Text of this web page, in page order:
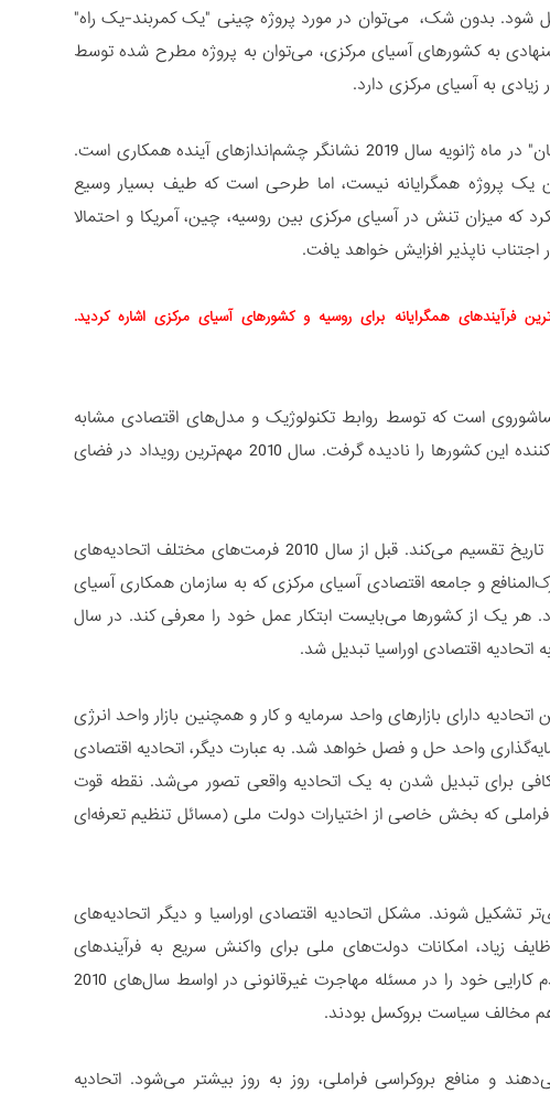
شود. بدون شک، می‌توان در مورد پروژه چینی "یک کمربند-یک راه"
به کشورهای آسیای مرکزی، می‌توان به پروژه‌ مطرح شده توسط
به آسیای مرکزی دارد.
برگزاری اولین نشست وزرای امور خارجه در قالب "هند+آسیای مرکزی+افغانستان" در ماه ژانویه سال 2019 نشانگر چشم‌اندازهای آینده همکاری است.
یک پروژه همگرایانه نیست، اما طرحی است که طیف بسیار وسیع
که میزان تنش در آسیای مرکزی بین روسیه، چین، آمریکا و احتمالا
ناپذیر افزایش خواهد یافت.
فرآیندهای همگرایانه برای روسیه و کشورهای آسیای مرکزی اشاره کردید.
است که توسط روابط تکنولوژیک و مدل‌های اقتصادی مشابه
متحد شده‌اند. نباید اهمیت فاکتور فرهنگی، انسان دوستانه و آموزشی متحد کننده این کشورها را نادیده گرفت. سال 2010 مهم‌ترین رویداد در فضای
سال 2010 یک خط‌ الراس جدی است که تاریخ همگرایی را به قبل و بعد این تاریخ تقسیم می‌کند. قبل از سال 2010 فرمت‌های مختلف اتحادیه‌های
و جامعه اقتصادی آسیای مرکزی که به سازمان همکاری آسیای
هر یک از کشورها می‌بایست ابتکار عمل خود را معرفی کند. در سال
دارای بازارهای واحد سرمایه‌ و کار و همچنین بازار واحد انرژی
واحد حل و فصل خواهد شد. به عبارت دیگر، اتحادیه اقتصادی
کافی برای تبدیل شدن به یک اتحادیه واقعی تصور می‌شد. نقطه قوت
که بخش خاصی از اختیارات دولت ملی (مسائل تنظیم تعرفه‌ای
تشکیل شوند. مشکل اتحادیه اقتصادی اوراسیا و دیگر اتحادیه‌های
زیاد، امکانات دولت‌های ملی برای واکنش سریع به فرآیندهای
اجتماعی، سیاسی و اقتصادی کاهش می‌یابد. دستگاه فراملی اتحادیه اروپا عدم کارایی خود را در مسئله مهاجرت غیرقانونی در اواسط سال‌های 2010
مخالف سیاست بروکسل بودند.
و منافع بروکراسی فراملی، روز به روز بیشتر می‌شود. اتحادیه